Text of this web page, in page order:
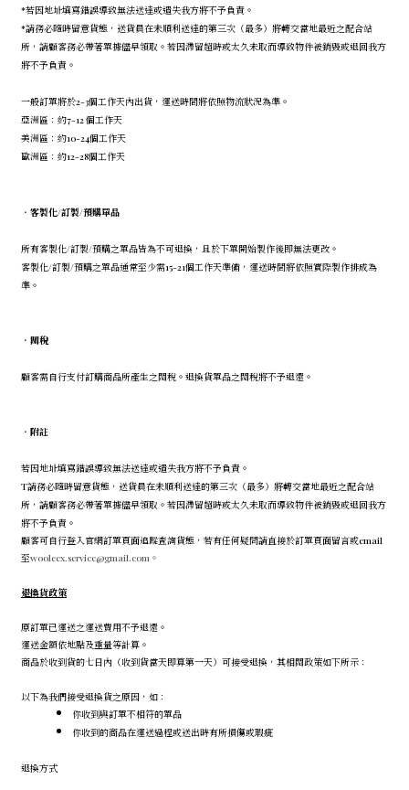
*若因地址填寫錯誤導致無法送達或遺失我方將不予負責。
*請務必隨時留意貨態，送貨員在未順利送達的第三次（最多）將轉交當地最近之配合站
所，請顧客務必帶著單據儘早領取。若因滯留超時或太久未取而導致物件被銷毀或退回我方
將不予負責。
一般訂單將於2-3個工作天內出貨，運送時間將依照物流狀況為準。
亞洲區：約7-12 個工作天
美洲區：約10-24個工作天
歐洲區：約12-28個工作天
． 客製化/訂製/預購單品
所有客製化/訂製/預購之單品皆為不可退換，且於下單開始製作後即無法更改。
客製化/訂製/預購之單品通常至少需15-21個工作天準備，運送時間將依照實際製作排成為
準。
． 關稅
顧客需自行支付訂購商品所產生之關稅。退換貨單品之關稅將不予退還。
． 附註
若因地址填寫錯誤導致無法送達或遺失我方將不予負責。
T請務必隨時留意貨態，送貨員在未順利送達的第三次（最多）將轉交當地最近之配合站
所，請顧客務必帶著單據儘早領取。若因滯留超時或太久未取而導致物件被銷毀或退回我方
將不予負責。
顧客可自行登入官網訂單頁面追蹤查詢貨態，若有任何疑問請直接於訂單頁面留言或email
至wooleex.service@gmail.com。
退換貨政策
原訂單已運送之運送費用不予退還。
運送金額依地點及重量等計算。
商品於收到貨的七日內（收到貨當天即算第一天）可接受退換，其相關政策如下所示：
以下為我們接受退換貨之原因，如：
你收到與訂單不相符的單品
你收到的商品在運送過程或送出時有所損傷或瑕疵
退換方式